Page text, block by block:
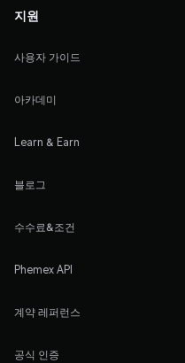
지원
사용자 가이드
아카데미
Learn & Earn
블로그
수수료&조건
Phemex API
계약 레퍼런스
공식 인증